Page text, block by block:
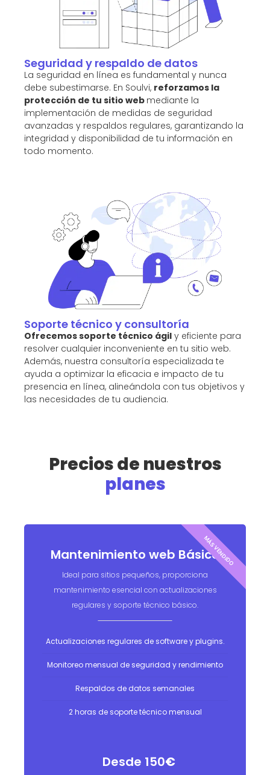
Seguridad y respaldo de datos
La seguridad en línea es fundamental y nunca
debe subestimarse. En Soulvi, reforzamos la
protección de tu sitio web mediante la
implementación de medidas de seguridad
avanzadas y respaldos regulares, garantizando la
integridad y disponibilidad de tu información en
todo momento.
Soporte técnico y consultoría
Ofrecemos soporte técnico ágil y eficiente para
resolver cualquier inconveniente en tu sitio web.
Además, nuestra consultoría especializada te
ayuda a optimizar la eficacia e impacto de tu
presencia en línea, alineándola con tus objetivos y
las necesidades de tu audiencia.
Precios de nuestros
planes
Mantenimiento web Básico
Ideal para sitios pequeños, proporciona
mantenimiento esencial con actualizaciones
regulares y soporte técnico básico.
Actualizaciones regulares de software y plugins.
Monitoreo mensual de seguridad y rendimiento
Respaldos de datos semanales
2 horas de soporte técnico mensual
Desde 150€